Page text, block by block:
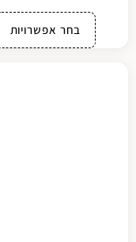
בחר אפשרויות